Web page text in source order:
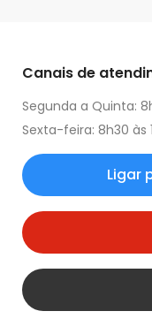
Canais de
Segunda a Quinta:
Sexta-feira: 8h30 às
Ligar